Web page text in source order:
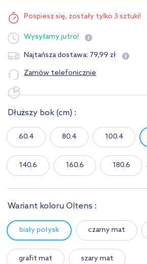
Pospiesz się, zostały tylko 3 sztuki!
Wysyłamyjutro!
Najtańsza dostawa: 79,99 zł
Zamów telefonicznie
Dłuższy bok (cm) :
60.4 80.4 100.4
140.6 160.6 180.6
Wariant koloru Oltens :
biały połysk czarny mat
grafit mat szary mat